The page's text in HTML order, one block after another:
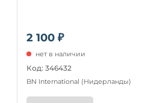
2 100 ₽
нет в наличии
Код: 346432
BN International (Нидерланды)